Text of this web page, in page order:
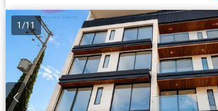
1 /11